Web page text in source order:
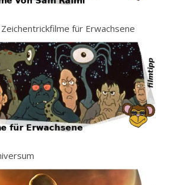
für Erwachsene